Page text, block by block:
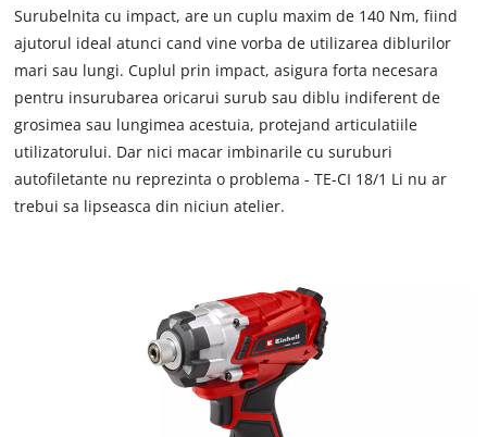
Surubelnita cu impact, are un cuplu maxim de 140 Nm, fiind
ajutorul ideal atunci cand vine vorba de utilizarea diblurilor
mari sau lungi. Cuplul prin impact, asigura forta necesara
pentru insurubarea oricarui surub sau diblu indiferent de
grosimea sau lungimea acestuia, protejand articulatiile
utilizatorului. Dar nici macar imbinarile cu suruburi
autofiletante nu reprezinta o problema - TE-CI 18/1 Li nu ar
trebui sa lipseasca din niciun atelier.